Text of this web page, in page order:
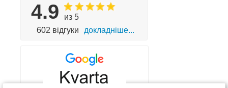
4.9
из 5
602 відгуки
докладніше...